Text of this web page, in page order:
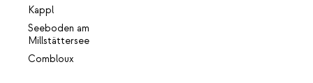
Kappl
Seeboden am
Millstättersee
Combloux